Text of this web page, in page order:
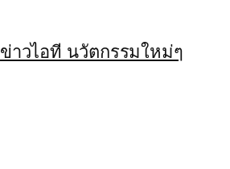
ข่าวไอที นวัตกรรมใหม่ๆ